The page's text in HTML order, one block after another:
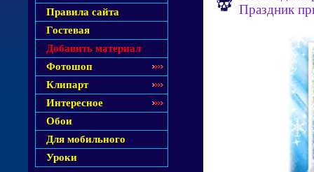
Правила сайта
Гостевая
Добавить материал
Фотошоп
Клипарт
Интересное
Обои
Для мобильного
Уроки
Праздник